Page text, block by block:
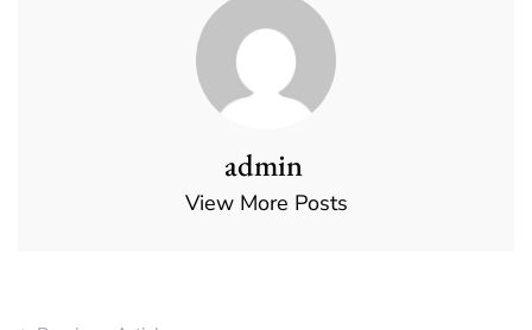
admin
View More Posts